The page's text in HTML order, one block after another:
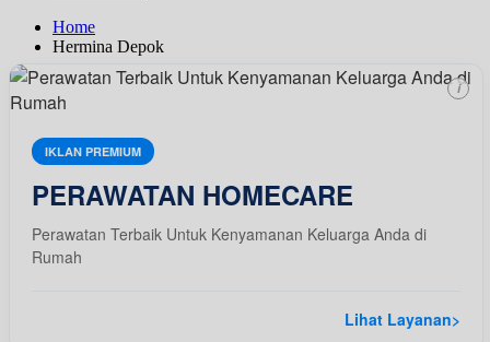
Home
Hermina Depok
IKLAN PREMIUM
PERAWATAN HOMECARE
Perawatan Terbaik Untuk Kenyamanan Keluarga Anda di
Rumah
Lihat Layanan>
i